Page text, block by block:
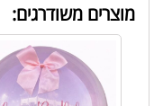
מוצרים משודרגים: